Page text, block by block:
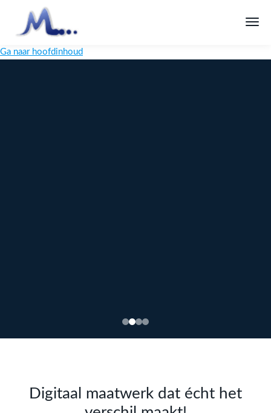
Ga naar hoofdinhoud
de SEO-
audit
Digitaal maatwerk dat écht het